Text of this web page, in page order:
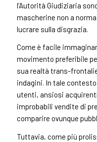
l’Autorità Giudiziaria
mascherine non a
lucrare sulla disgrazia.
Come è facile
movimento preferibile
sua realtà trans-
indagini. In tale
utenti, ansiosi
improbabili vendite di
comparire ovunque
Tuttavia, come più